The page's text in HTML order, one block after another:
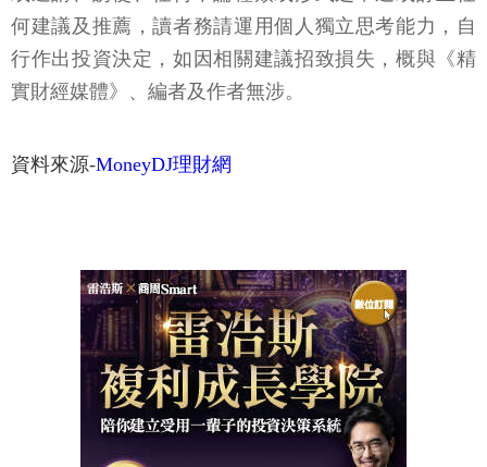
何建議及推薦，讀者務請運用個人獨立思考能力，自
行作出投資決定，如因相關建議招致損失，概與《精
實財經媒體》、編者及作者無涉。
資料來源-MoneyDJ理財網